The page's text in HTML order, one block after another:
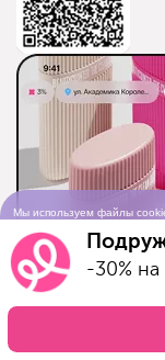
Мы используем файлы
использования cookie-
-30%